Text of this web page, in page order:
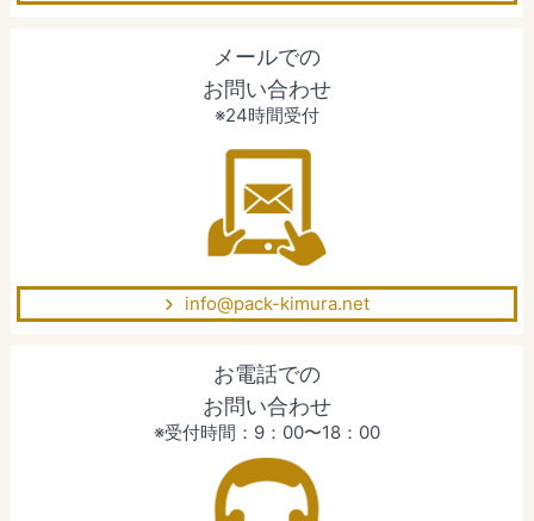
メールでの
お問い合わせ
※24時間受付
info@pack-kimura.net
お電話での
お問い合わせ
※受付時間：9：00〜18：00